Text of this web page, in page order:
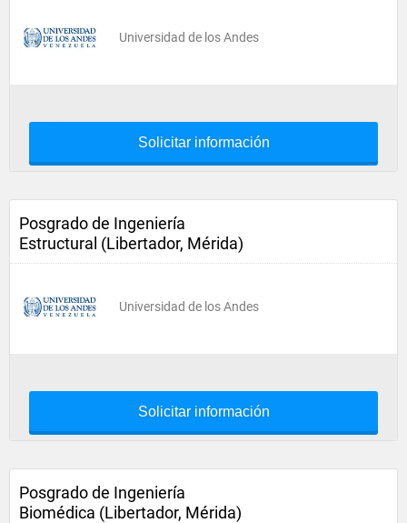
Universidad de los Andes
Solicitar información
Posgrado de Ingeniería
Estructural (Libertador, Mérida)
Universidad de los Andes
Solicitar información
Posgrado de Ingeniería
Biomédica (Libertador, Mérida)